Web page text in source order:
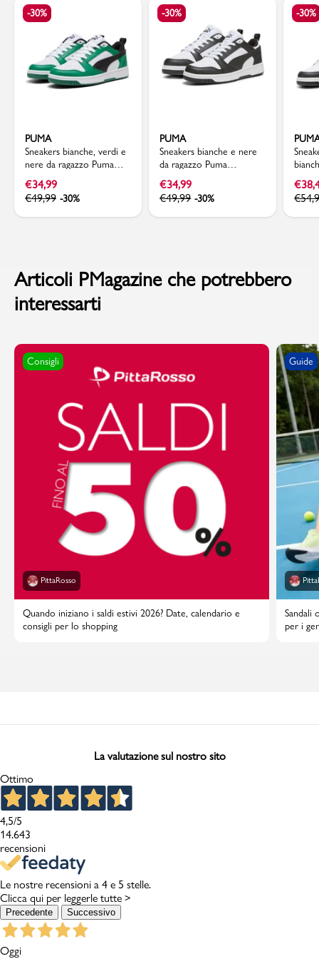
-30%
PUMA
Sneakers bianche, verdi e
nere da ragazzo Puma
Rebound V6 Lo Jr
€34,99
€49,99 -30%
-30%
PUMA
Sneakers bianche e nere
da ragazzo Puma
Rebound V6 Lo Jr
€34,99
€49,99 -30%
-30%
e
€
€
Articoli PMagazine che potrebbero
interessarti
Consigli
PittaRosso
Quando iniziano i saldi estivi 2026? Date, calendario e
consigli per lo shopping
Guide
Sandali
per i
La valutazione sul nostro sito
Ottimo
4,5/5
14.643
recensioni
Le nostre recensioni a 4 e 5 stelle.
Clicca qui per leggerle tutte >
Precedente Successivo
Oggi